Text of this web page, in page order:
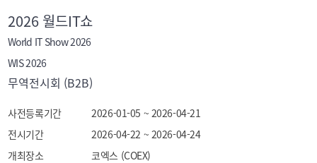
2026 월드IT쇼
World IT Show 2026
WIS 2026
무역전시회 (B2B)
사전등록기간
2026-01-05 ~ 2026-04-21
전시기간
2026-04-22 ~ 2026-04-24
개최장소
코엑스 (COEX)